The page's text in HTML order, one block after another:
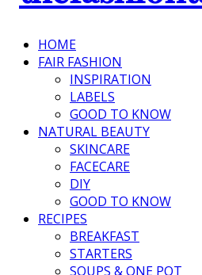
HOME
FAIR FASHION
INSPIRATION
LABELS
GOOD TO KNOW
NATURAL BEAUTY
SKINCARE
FACECARE
DIY
GOOD TO KNOW
RECIPES
BREAKFAST
STARTERS
SOUPS & ONE POT